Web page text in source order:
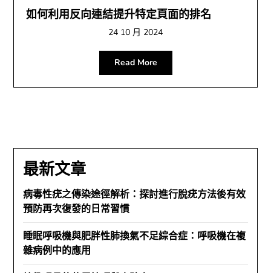
如何利用反向連結提升特定頁面的排名
24 10 月 2024
Read More
最新文章
病毒性疣之傳染途徑解析：探討進行脫疣方法後有效
預防再次復發的日常習慣
睡眠呼吸機與肥胖性肺換氣不足綜合症：呼吸機在複
雜病例中的應用